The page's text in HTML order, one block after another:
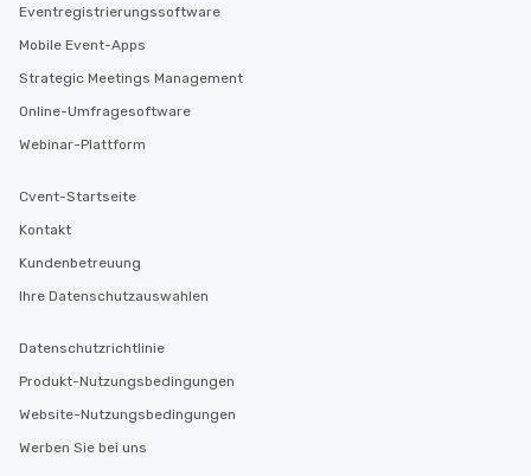
Eventregistrierungssoftware
Mobile Event-Apps
Strategic Meetings Management
Online-Umfragesoftware
Webinar-Plattform
Cvent-Startseite
Kontakt
Kundenbetreuung
Ihre Datenschutzauswahlen
Datenschutzrichtlinie
Produkt-Nutzungsbedingungen
Website-Nutzungsbedingungen
Werben Sie bei uns